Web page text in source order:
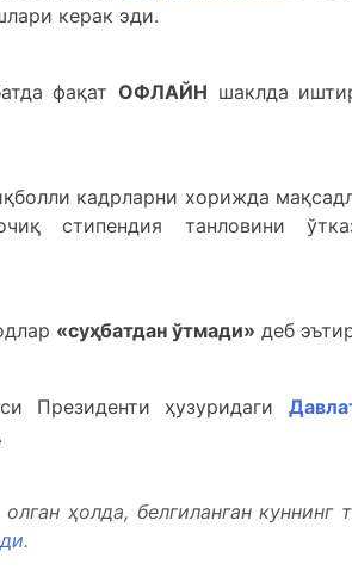
керак эди.
фақат ОФЛАЙН шаклда
кадрларни хорижда
стипендия танловини
«суҳбатдан ўтмади» деб
Президенти ҳузуридаги
ҳолда, белгиланган куннинг